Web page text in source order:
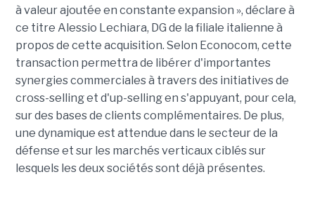
à valeur ajoutée en constante expansion », déclare à
ce titre Alessio Lechiara, DG de la filiale italienne à
propos de cette acquisition. Selon Econocom, cette
transaction permettra de libérer d'importantes
synergies commerciales à travers des initiatives de
cross-selling et d'up-selling en s'appuyant, pour cela,
sur des bases de clients complémentaires. De plus,
une dynamique est attendue dans le secteur de la
défense et sur les marchés verticaux ciblés sur
lesquels les deux sociétés sont déjà présentes.